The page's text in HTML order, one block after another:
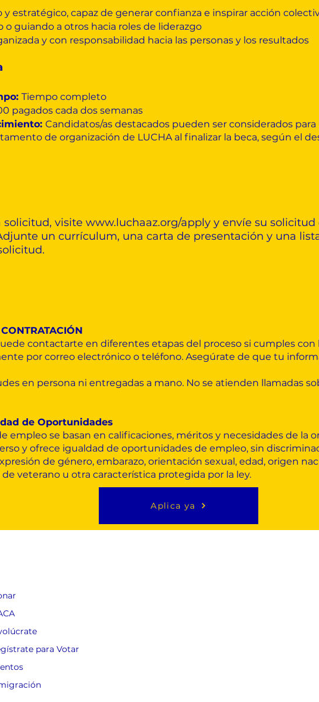
estratégico, capaz de generar confianza e inspirar acción
o guiando a otros hacia roles de liderazgo
y con responsabilidad hacia las personas y los resultados
Tiempo completo
pagados cada dos semanas
Candidatos/as destacados pueden ser considerados
de organización de LUCHA al finalizar la beca, según el
solicitud, visite www.luchaaz.org/apply y envíe su
un currículum, una carta de presentación y una
contactarte en diferentes etapas del proceso si cumples con
por correo electrónico o teléfono. Asegúrate de que tu
en persona ni entregadas a mano. No se atienden llamadas
de Oportunidades
empleo se basan en calificaciones, méritos y necesidades de la
y ofrece igualdad de oportunidades de empleo, sin
de género, embarazo, orientación sexual, edad, origen
veterano u otra característica protegida por la ley.
Aplica ya
para Votar